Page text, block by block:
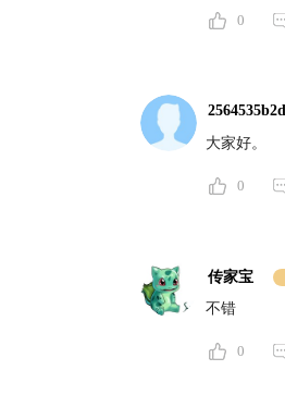
0
2564535b2d
大家好。
0
传家宝
不错
0